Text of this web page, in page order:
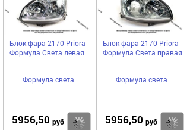
Блок фара 2170 Priora
Формула Света левая
Формула света
5956,50 руб Купить
Блок фара 2170 Priora
Формула Света правая
Формула света
5956,50 руб